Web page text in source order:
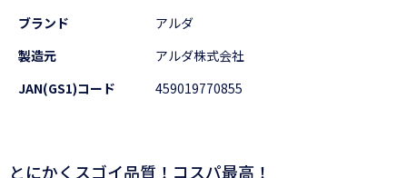
ブランド
アルダ
製造元
アルダ株式会社
JAN(GS1)コード
459019770855
とにかくスゴイ品質！コスパ最高！